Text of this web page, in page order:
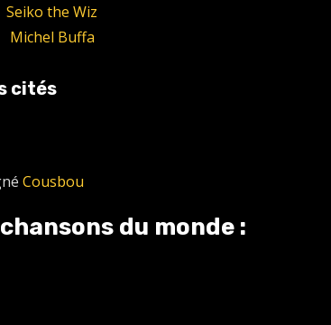
Seiko the Wiz
Michel Buffa
cités
Cousbou
du monde :